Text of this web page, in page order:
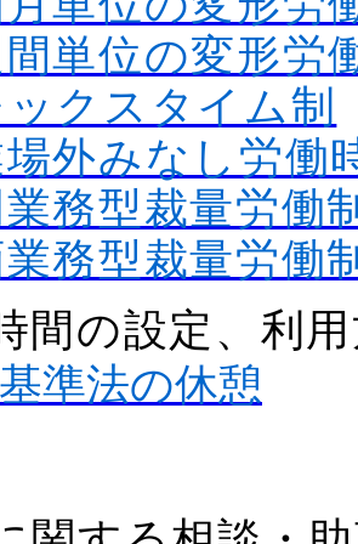
間単位の変形労
クスタイム制
外みなし労働
務型裁量労働
務型裁量労働
の設定、利用
準法の休憩